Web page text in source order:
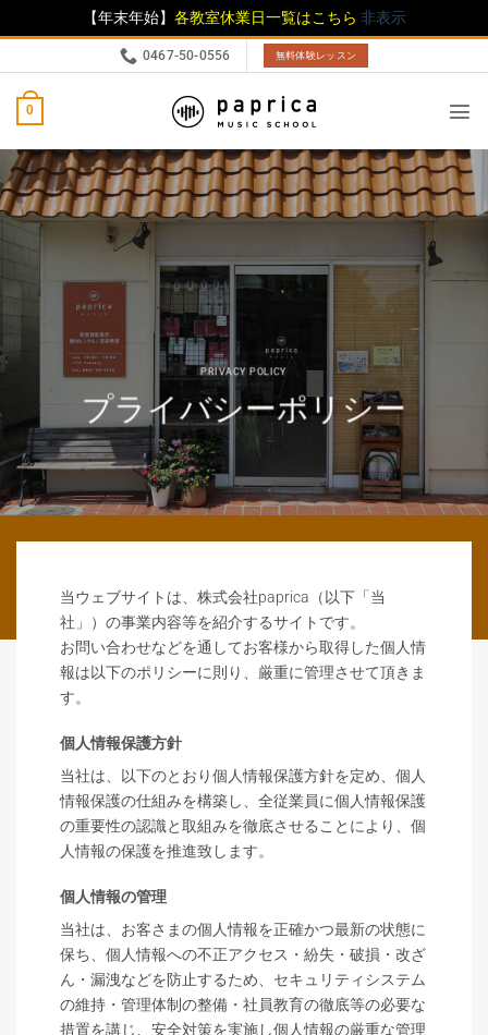
【年末年始】 各教室休業日一覧はこちら 非表示
0467-50-0556 無料体験レッスン
0
PRIVACY POLICY
プライバシーポリシー
当ウェブサイトは、株式会社paprica（以下「当
社」）の事業内容等を紹介するサイトです。
お問い合わせなどを通してお客様から取得した個人情
報は以下のポリシーに則り、厳重に管理させて頂きま
す。
個人情報保護方針
当社は、以下のとおり個人情報保護方針を定め、個人
情報保護の仕組みを構築し、全従業員に個人情報保護
の重要性の認識と取組みを徹底させることにより、個
人情報の保護を推進致します。
個人情報の管理
当社は、お客さまの個人情報を正確かつ最新の状態に
保ち、個人情報への不正アクセス・紛失・破損・改ざ
ん・漏洩などを防止するため、セキュリティシステム
の維持・管理体制の整備・社員教育の徹底等の必要な
措置を講じ、安全対策を実施し個人情報の厳重な管理